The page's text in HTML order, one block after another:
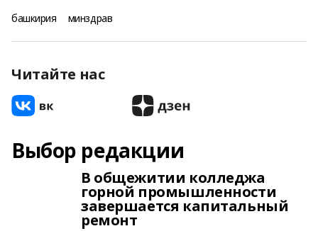
башкирия минздрав
Читайте нас
Выбор редакции
В общежитии колледжа
горной промышленности
завершается капитальный
ремонт